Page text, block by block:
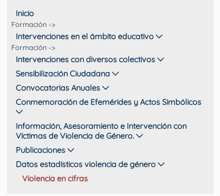
Inicio
Formación ->
Intervenciones en el ámbito educativo
Formación ->
Intervenciones con diversos colectivos
Sensibilización Ciudadana
Convocatorias Anuales
Conmemoración de Efemérides y Actos Simbólicos
Información, Asesoramiento e Intervención con
Víctimas de Violencia de Género.
Publicaciones
Datos estadísticos violencia de género
Violencia en cifras